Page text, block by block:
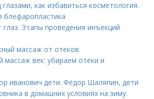
как избавиться косметология.
блефаропластика
глаз. Этапы проведения инъекций
массаж от отеков.
век: убираем отёки и
иванович дети. Фёдор Шаляпин, дети
в домашних условиях на зиму.